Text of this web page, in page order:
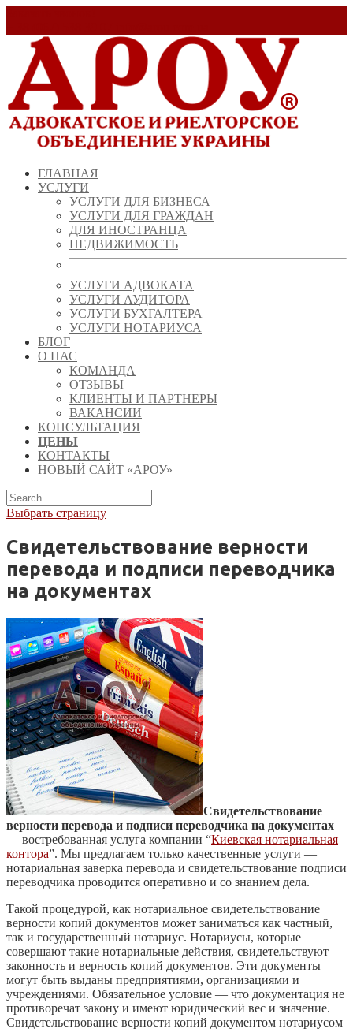
ГЛАВНАЯ
УСЛУГИ
УСЛУГИ ДЛЯ БИЗНЕСА
УСЛУГИ ДЛЯ ГРАЖДАН
ДЛЯ ИНОСТРАНЦА
НЕДВИЖИМОСТЬ
УСЛУГИ АДВОКАТА
УСЛУГИ АУДИТОРА
УСЛУГИ БУХГАЛТЕРА
УСЛУГИ НОТАРИУСА
БЛОГ
О НАС
КОМАНДА
ОТЗЫВЫ
КЛИЕНТЫ И ПАРТНЕРЫ
ВАКАНСИИ
КОНСУЛЬТАЦИЯ
ЦЕНЫ
КОНТАКТЫ
НОВЫЙ САЙТ «АРОУ»
Выбрать страницу
Свидетельствование верности
перевода и подписи переводчика
на документах
Свидетельствование
верности перевода и подписи переводчика на документах
— востребованная услуга компании “Киевская нотариальная
контора”. Мы предлагаем только качественные услуги —
нотариальная заверка перевода и свидетельствование подписи
переводчика проводится оперативно и со знанием дела.
Такой процедурой, как нотариальное свидетельствование
верности копий документов может заниматься как частный,
так и государственный нотариус. Нотариусы, которые
совершают такие нотариальные действия, свидетельствуют
законность и верность копий документов. Эти документы
могут быть выданы предприятиями, организациями и
учреждениями. Обязательное условие — что документация не
противоречат закону и имеют юридический вес и значение.
Свидетельствование верности копий документом нотариусом